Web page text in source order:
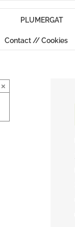
PLUMERGAT
Contact // Cookies
×